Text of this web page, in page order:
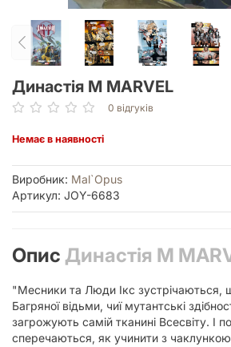
Династія М MARVEL
0 відгуків
Немає в наявності
Виробник: Mal`Opus
Артикул: JOY-6683
Опис Династія М
"Месники та Люди Ікс зустрічаються,
Багряної відьми, чиї мутантські
загрожують самій тканині Всесвіту. І
сперечаються, як учинити з